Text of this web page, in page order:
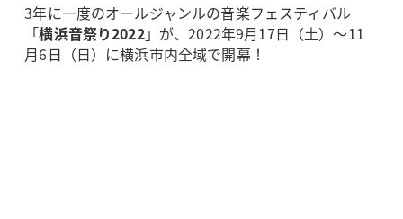
3年に一度のオールジャンルの音楽フェスティバル
「横浜音祭り2022」が、2022年9月17日（土）～11
月6日（日）に横浜市内全域で開幕！